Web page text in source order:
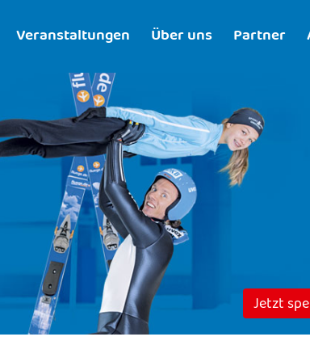
Veranstaltungen Über uns Partner
Jetzt